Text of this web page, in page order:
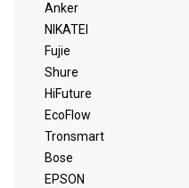
Anker
NIKATEI
Fujie
Shure
HiFuture
EcoFlow
Tronsmart
Bose
EPSON